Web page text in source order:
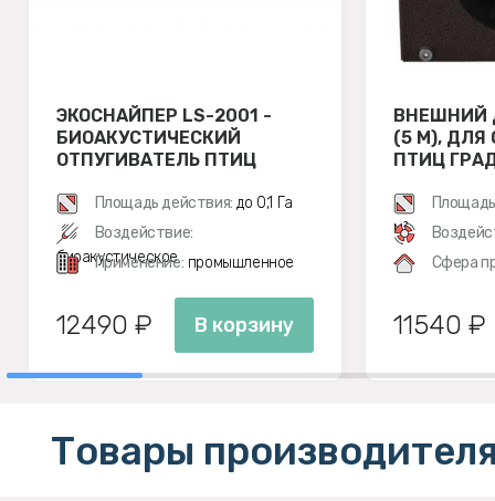
ЭКОСНАЙПЕР LS-2001 -
БИОАКУСТИЧЕСКИЙ
ОТПУГИВАТЕЛЬ ПТИЦ
Площадь действия: до 0,1 Га
Воздействие:
биоакустическое
Применение: промышленное
12490 ₽ В корзину
ВНЕШНИЙ
(5 М), ДЛЯ
ПТИЦ ГРАД
м²
Сфера
11540 ₽
Товары